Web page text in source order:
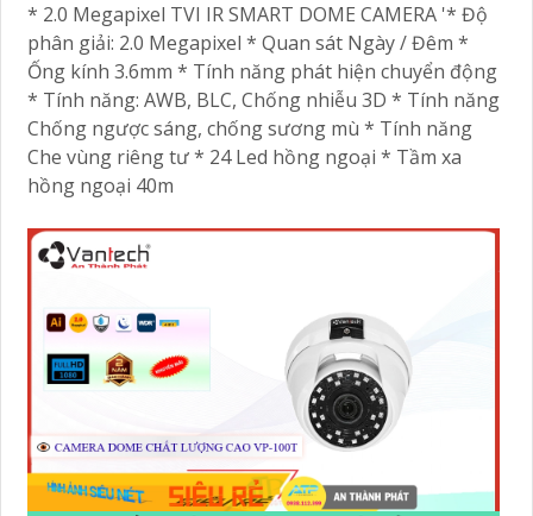
* 2.0 Megapixel TVI IR SMART DOME CAMERA '* Độ
phân giải: 2.0 Megapixel * Quan sát Ngày / Đêm *
Ống kính 3.6mm * Tính năng phát hiện chuyển động
* Tính năng: AWB, BLC, Chống nhiễu 3D * Tính năng
Chống ngược sáng, chống sương mù * Tính năng
Che vùng riêng tư * 24 Led hồng ngoại * Tầm xa
hồng ngoại 40m